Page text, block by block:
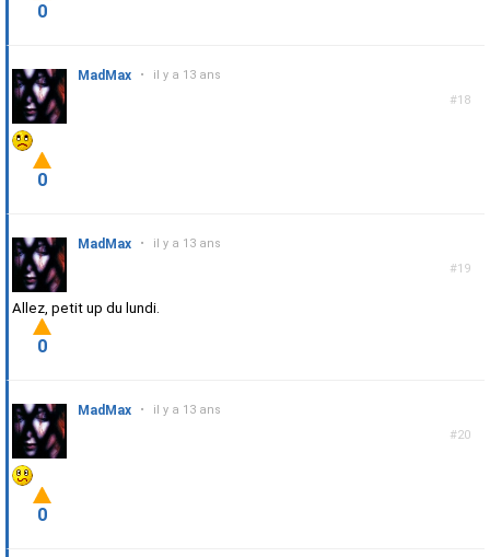
0
#18
MadMax • il y a 13 ans
0
#19
MadMax • il y a 13 ans
Allez, petit up du lundi.
0
#20
MadMax • il y a 13 ans
0